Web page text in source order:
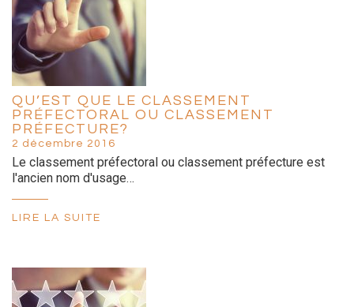
QU’EST QUE LE CLASSEMENT
PRÉFECTORAL OU CLASSEMENT
PRÉFECTURE?
2 décembre 2016
Le classement préfectoral ou classement préfecture est
l'ancien nom d'usage…
LIRE LA SUITE